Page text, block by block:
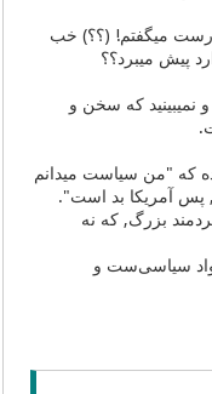
درست میگفتم! (؟؟) خب
پیش میبرد؟؟
و نمیبینید که سخن و
که "من سیاست میدانم
پس آمریکا بد است".
بزرگ, که نه
سیاسی‌ست و